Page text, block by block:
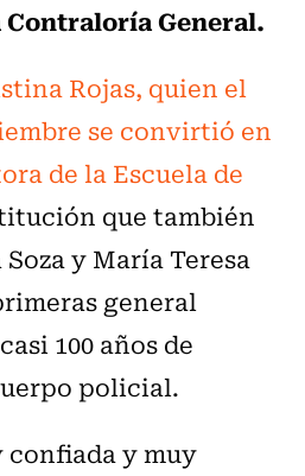
General.
Rojas, quien el
se convirtió en
de la Escuela de
que también
y María Teresa
general
100 años de
policial.
y muy